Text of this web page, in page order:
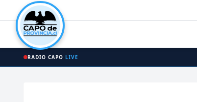
RADIO CAPO LIVE